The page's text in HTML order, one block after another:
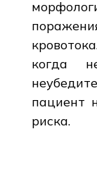
когда
пациент
риска.